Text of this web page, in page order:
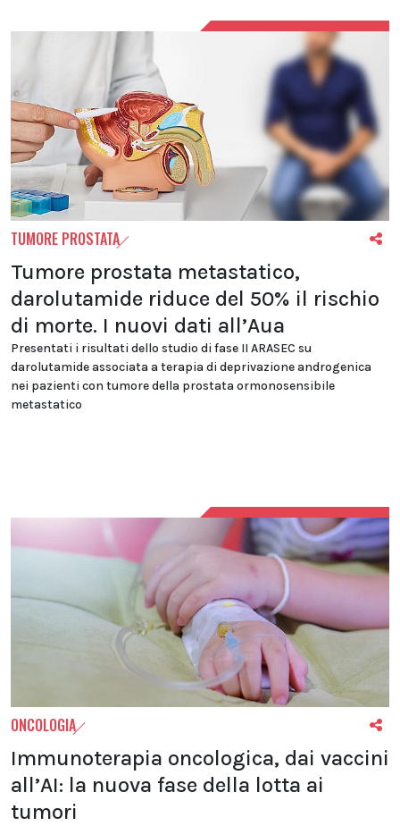
TUMORE PROSTATA
Tumore prostata metastatico,
darolutamide riduce del 50% il rischio
di morte. I nuovi dati all’Aua
Presentati i risultati dello studio di fase II ARASEC su
darolutamide associata a terapia di deprivazione androgenica
nei pazienti con tumore della prostata ormonosensibile
metastatico
ONCOLOGIA
Immunoterapia oncologica, dai vaccini
all’AI: la nuova fase della lotta ai
tumori